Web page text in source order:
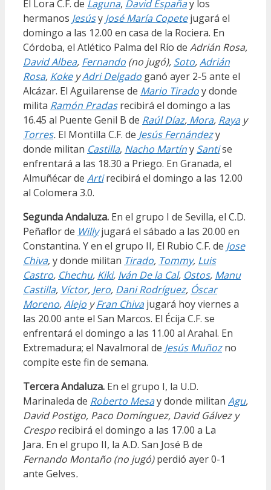
El Lora C.F. de Laguna, David Españay los
hermanos Jesúsy José María Copetejugará el
domingo a las 12.00 en casa de la Rociera. En
Córdoba, el Atlético Palma del Río de Adrián Rosa,
David Albea, Fernando (no jugó), Soto,Adrián
Rosa, KokeyAdri Delgado ganó ayer 2-5 ante el
Alcázar. El Aguilarense de Mario Tiradoy donde
milita Ramón Pradasrecibirá el domingo a las
16.45 al Puente Genil B de Raúl Díaz, Mora, Raya y
Torres. El Montilla C.F. de Jesús Fernándezy
donde militan Castilla, Nacho Martíny Santise
enfrentará a las 18.30 a Priego. En Granada, el
Almuñécar de Artirecibirá el domingo a las 12.00
al Colomera 3.0.
Segunda Andaluza. En el grupo I de Sevilla, el C.D.
Peñaflor de Willyjugará el sábado a las 20.00 en
Constantina. Y en el grupo II, El Rubio C.F. de Jose
Chiva, y donde militan Tirado, Tommy, Luis
Castro, Chechu, Kiki, Iván De la Cal, Ostos, Manu
Castilla, Víctor, Jero, Dani Rodríguez, Óscar
Moreno,Alejo yFran Chiva jugará hoy viernes a
las 20.00 ante el San Marcos. El Écija C.F. se
enfrentará el domingo a las 11.00 al Arahal. En
Extremadura; el Navalmoral de Jesús Muñozno
compite este fin de semana.
Tercera Andaluza. En el grupo I, la U.D.
Marinaleda de Roberto Mesay donde militan Agu,
David Postigo, Paco Domínguez, David Gálvez y
Crespo recibirá el domingo a las 17.00 a La
Jara. En el grupo II, la A.D. San José B de
Fernando Montaño (no jugó)perdió ayer 0-1
ante Gelves.